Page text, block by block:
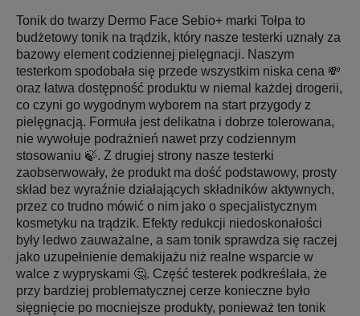
Tonik do twarzy Dermo Face Sebio+ marki Tołpa to
budżetowy tonik na trądzik, który nasze testerki uznały za
bazowy element codziennej pielęgnacji. Naszym
testerkom spodobała się przede wszystkim niska cena 💸
oraz łatwa dostępność produktu w niemal każdej drogerii,
co czyni go wygodnym wyborem na start przygody z
pielęgnacją. Formuła jest delikatna i dobrze tolerowana,
nie wywołuje podrażnień nawet przy codziennym
stosowaniu 🍃. Z drugiej strony nasze testerki
zaobserwowały, że produkt ma dość podstawowy, prosty
skład bez wyraźnie działających składników aktywnych,
przez co trudno mówić o nim jako o specjalistycznym
kosmetyku na trądzik. Efekty redukcji niedoskonałości
były ledwo zauważalne, a sam tonik sprawdza się raczej
jako uzupełnienie demakijażu niż realne wsparcie w
walce z wypryskami 🤔. Część testerek podkreślała, że
przy bardziej problematycznej cerze konieczne było
sięgnięcie po mocniejsze produkty, ponieważ ten tonik